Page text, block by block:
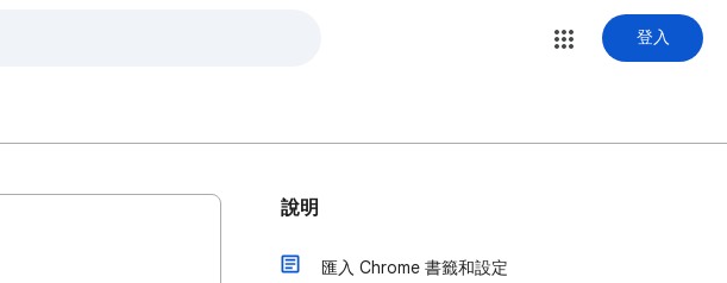
登入
說明
匯入 Chrome 書籤和設定